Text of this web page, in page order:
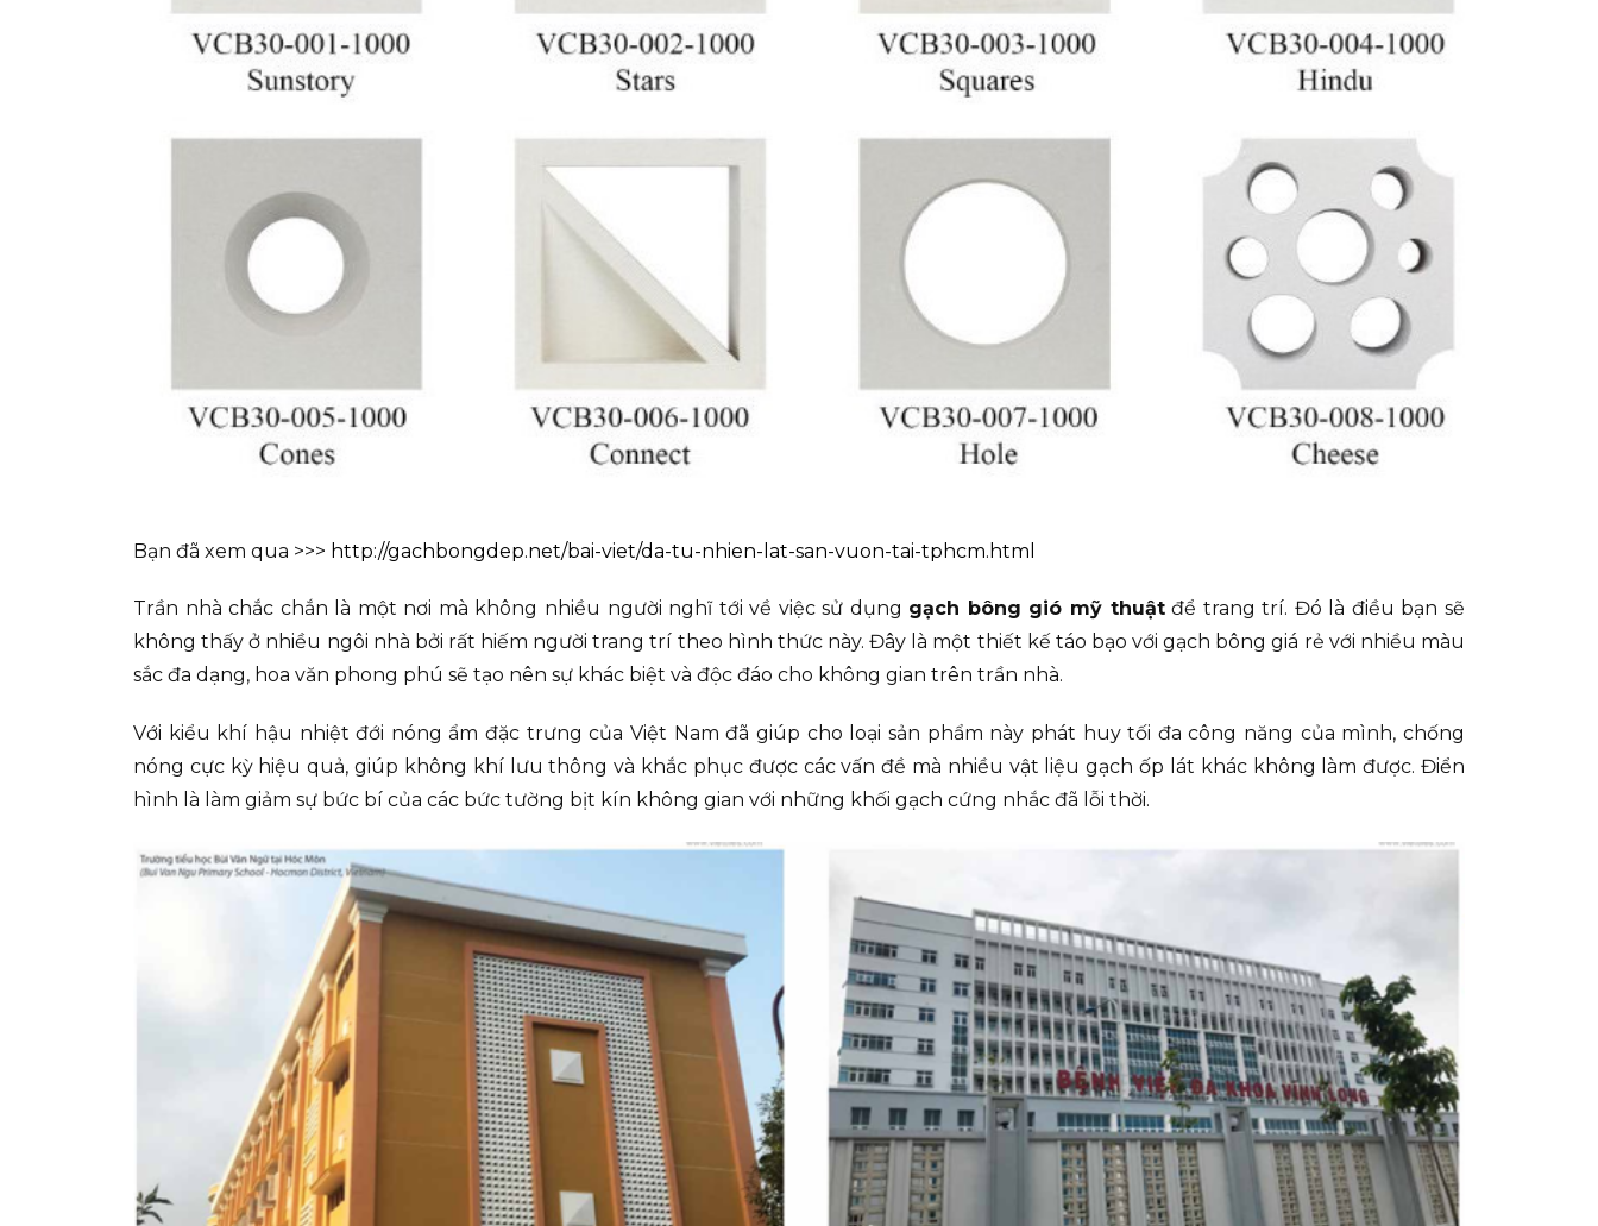
Bạn đã xem qua >>> http://gachbongdep.net/bai-viet/da-tu-nhien-lat-san-vuon-tai-tphcm.html
Trần nhà chắc chắn là một nơi mà không nhiều người nghĩ tới về việc sử dụng gạch bông gió mỹ thuậtđể trang trí. Đó là điều bạn sẽ
không thấy ở nhiều ngôi nhà bởi rất hiếm người trang trí theo hình thức này. Đây là một thiết kế táo bạo với gạch bông giá rẻ với nhiều màu
sắc đa dạng, hoa văn phong phú sẽ tạo nên sự khác biệt và độc đáo cho không gian trên trần nhà.
Với kiểu khí hậu nhiệt đới nóng ẩm đặc trưng của Việt Nam đã giúp cho loại sản phẩm này phát huy tối đa công năng của mình, chống
nóng cực kỳ hiệu quả, giúp không khí lưu thông và khắc phục được các vấn đề mà nhiều vật liệu gạch ốp lát khác không làm được. Điển
hình là làm giảm sự bức bí của các bức tường bịt kín không gian với những khối gạch cứng nhắc đã lỗi thời.